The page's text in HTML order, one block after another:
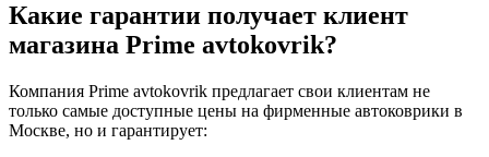
Какие гарантии получает клиент
магазина Prime avtokovrik?
Компания Prime avtokovrik предлагает свои клиентам не
только самые доступные цены на фирменные автоковрики в
Москве, но и гарантирует: